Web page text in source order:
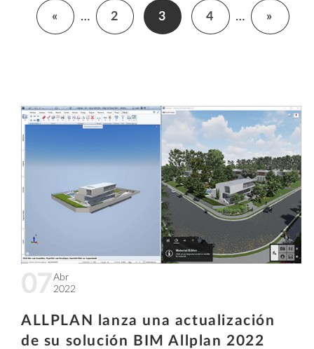
« … 2 3 4 … »
07Abr
2022
ALLPLAN lanza una actualización
de su solución BIM Allplan 2022